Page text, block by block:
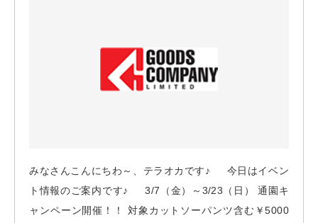
みなさんこんにちわ～、テラオカです♪ 今日はイベン
ト情報のご案内です♪ 3/7（金）～3/23（日） 通園キ
ャンペーン開催！！ 対象カットソーパンツ含む￥5000